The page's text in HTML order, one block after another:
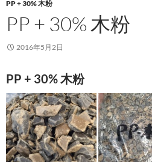
PP + 30% 木粉
PP + 30% 木粉
2016年5月2日
PP + 30% 木粉